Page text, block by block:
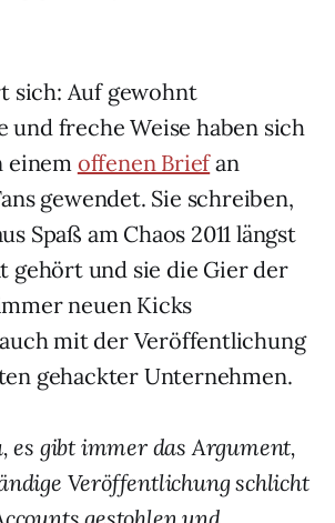
sich: Auf gewohnt
und freche Weise haben sich
einem offenen Briefan
gewendet. Sie schreiben,
Spaß am Chaos 2011 längst
gehört und sie die Gier der
neuen Kicks
mit der Veröffentlichung
gehackter Unternehmen.
es gibt immer das Argument,
Veröffentlichung schlicht